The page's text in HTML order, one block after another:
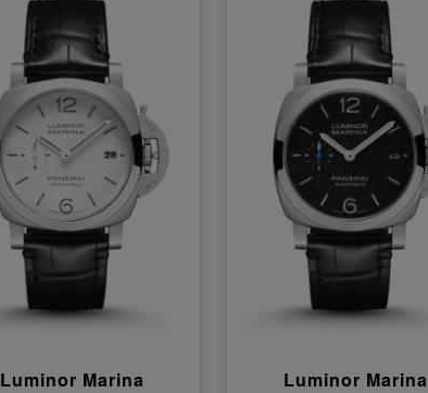
Luminor Marina Luminor Marina